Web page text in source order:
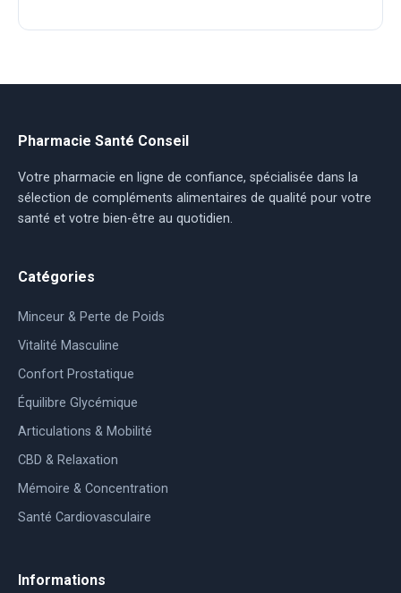
Pharmacie Santé Conseil
Votre pharmacie en ligne de confiance, spécialisée dans la
sélection de compléments alimentaires de qualité pour votre
santé et votre bien-être au quotidien.
Catégories
Minceur & Perte de Poids
Vitalité Masculine
Confort Prostatique
Équilibre Glycémique
Articulations & Mobilité
CBD & Relaxation
Mémoire & Concentration
Santé Cardiovasculaire
Informations